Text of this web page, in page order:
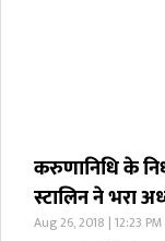
करुणानिधि के
स्टालिन ने भरा
Aug 26, 2018 | 12:23 PM